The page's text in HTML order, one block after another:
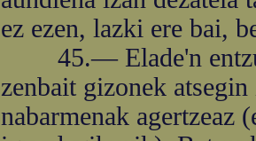
ez ezen, lazki ere bai,
45.— Elade'n entzun
zenbait gizonek
nabarmenak agertzeaz